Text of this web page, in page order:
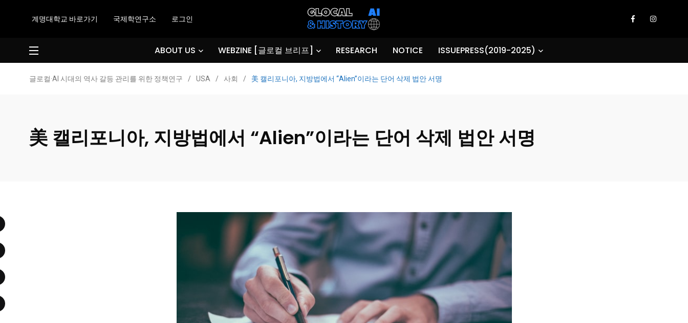
계명대학교 바로가기 국제학연구소 로그인
ABOUT US WEBZINE [글로컬 브리프] RESEARCH NOTICE ISSUEPRESS(2019-2025)
글로컬·AI 시대의 역사 갈등 관리를 위한 정책연구 / USA / 사회 / 美 캘리포니아, 지방법에서 “Alien”이라는 단어 삭제 법안 서명
美 캘리포니아, 지방법에서 “Alien”이라는 단어 삭제 법안 서명